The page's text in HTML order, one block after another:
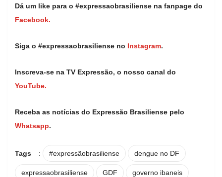
Dá um like para o #expressaobrasiliense na fanpage do
Facebook.
Siga o #expressaobrasiliense no Instagram.
Inscreva-se na TV Expressão, o nosso canal do
YouTube.
Receba as notícias do Expressão Brasiliense pelo
Whatsapp.
Tags : #expressãobrasiliense dengue no DF
expressaobrasiliense GDF governo ibaneis